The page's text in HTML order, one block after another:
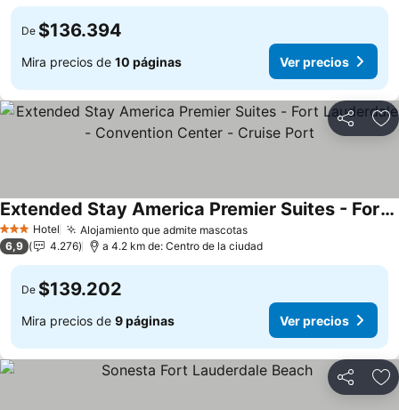
De $136.394
Mira precios de 10 páginas Ver precios
Compartir
3 Estrellas
Hotel Alojamiento que admite mascotas
Extended Stay America Premier Suites - Fort Lauderdale - Convention Center - Cruise Port
6,9 4.276 a 4.2 km de: Centro de la ciudad
De $139.202
Mira precios de 9 páginas Ver precios
Compartir